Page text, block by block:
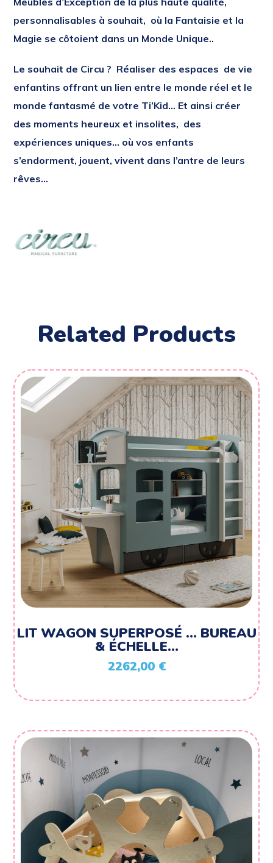
personnalisables à souhait, où la Fantaisie et la
Magie se côtoient dans un Monde Unique..
Le souhait de Circu ? Réaliser des espaces de vie
enfantins offrant un lien entre le monde réel et le
monde fantasmé de votre Ti’Kid… Et ainsi créer
des moments heureux et insolites, des
expériences uniques… où vos enfants
s’endorment, jouent, vivent dans l’antre de leurs
rêves…
Related Products
LIT WAGON SUPERPOSÉ … BUREAU
& ÉCHELLE…
2262,00 €